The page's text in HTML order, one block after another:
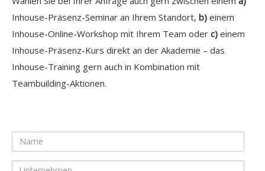
Inhouse-Präsenz-Seminar an Ihrem Standort, b) einem
Inhouse-Online-Workshop mit Ihrem Team oder c) einem
Inhouse-Präsenz-Kurs direkt an der Akademie – das
Inhouse-Training gern auch in Kombination mit
Teambuilding-Aktionen.
Name
Unternehmen